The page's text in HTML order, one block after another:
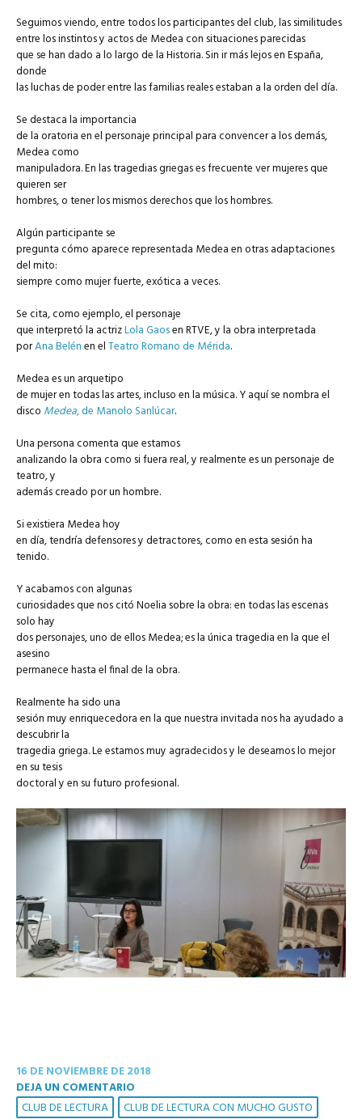
Seguimos viendo, entre todos los participantes del club, las similitudes
entre los instintos y actos de Medea con situaciones parecidas
que se han dado a lo largo de la Historia. Sin ir más lejos en España,
donde
las luchas de poder entre las familias reales estaban a la orden del día.
Se destaca la importancia
de la oratoria en el personaje principal para convencer a los demás,
Medea como
manipuladora. En las tragedias griegas es frecuente ver mujeres que
quieren ser
hombres, o tener los mismos derechos que los hombres.
Algún participante se
pregunta cómo aparece representada Medea en otras adaptaciones
del mito:
siempre como mujer fuerte, exótica a veces.
Se cita, como ejemplo, el personaje
que interpretó la actrizLola Gaosen RTVE, y la obra interpretada
porAna Belénen elTeatro Romano de Mérida.
Medea es un arquetipo
de mujer en todas las artes, incluso en la música. Y aquí se nombra el
disco Medea, de Manolo Sanlúcar.
Una persona comenta que estamos
analizando la obra como si fuera real, y realmente es un personaje de
teatro, y
además creado por un hombre.
Si existiera Medea hoy
en día, tendría defensores y detractores, como en esta sesión ha
tenido.
Y acabamos con algunas
curiosidades que nos citó Noelia sobre la obra: en todas las escenas
solo hay
dos personajes, uno de ellos Medea; es la única tragedia en la que el
asesino
permanece hasta el final de la obra.
Realmente ha sido una
sesión muy enriquecedora en la que nuestra invitada nos ha ayudado a
descubrir la
tragedia griega. Le estamos muy agradecidos y le deseamos lo mejor
en su tesis
doctoral y en su futuro profesional.
16 DE NOVIEMBRE DE 2018
DEJA UN COMENTARIO
CLUB DE LECTURA
CLUB DE LECTURA CON MUCHO GUSTO